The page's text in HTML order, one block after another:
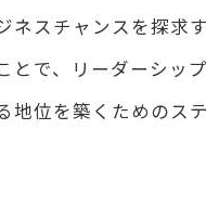
スチャンスを探求
で、リーダーシップ
位を築くためのス